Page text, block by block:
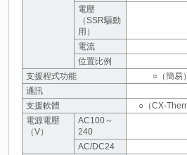
電壓
（SSR驅動
用）
電流
位置比例
支援程式功能
○（簡易）
通訊
支援軟體
○（CX-
電源電壓
（V）
AC100～
240
AC/DC24